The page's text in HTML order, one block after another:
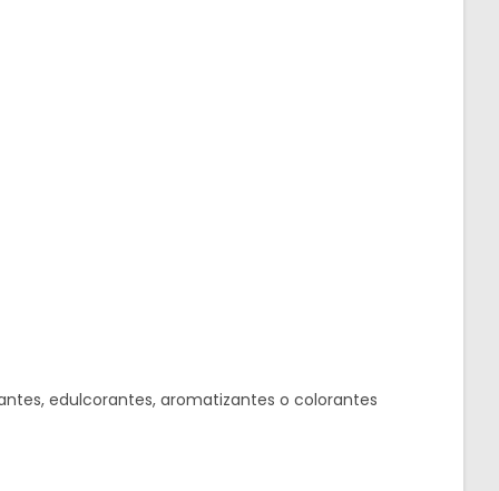
edulcorantes, aromatizantes o colorantes